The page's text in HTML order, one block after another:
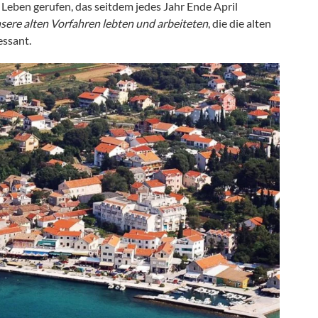
gerufen, das seitdem jedes Jahr Ende April
alten Vorfahren lebten und arbeiteten, die die alten